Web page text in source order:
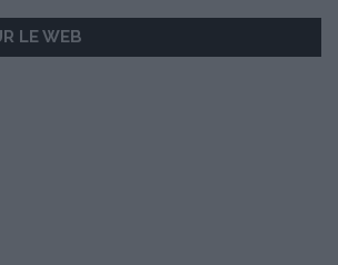
LE WEB